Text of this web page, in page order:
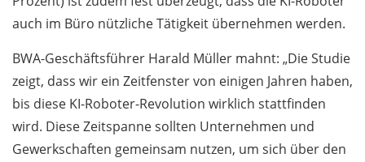
auch im Büro nützliche Tätigkeit übernehmen werden.
BWA-Geschäftsführer Harald Müller mahnt: „Die Studie
zeigt, dass wir ein Zeitfenster von einigen Jahren haben,
bis diese KI-Roboter-Revolution wirklich stattfinden
wird. Diese Zeitspanne sollten Unter­nehmen und
Gewerkschaften gemeinsam nutzen, um sich über den